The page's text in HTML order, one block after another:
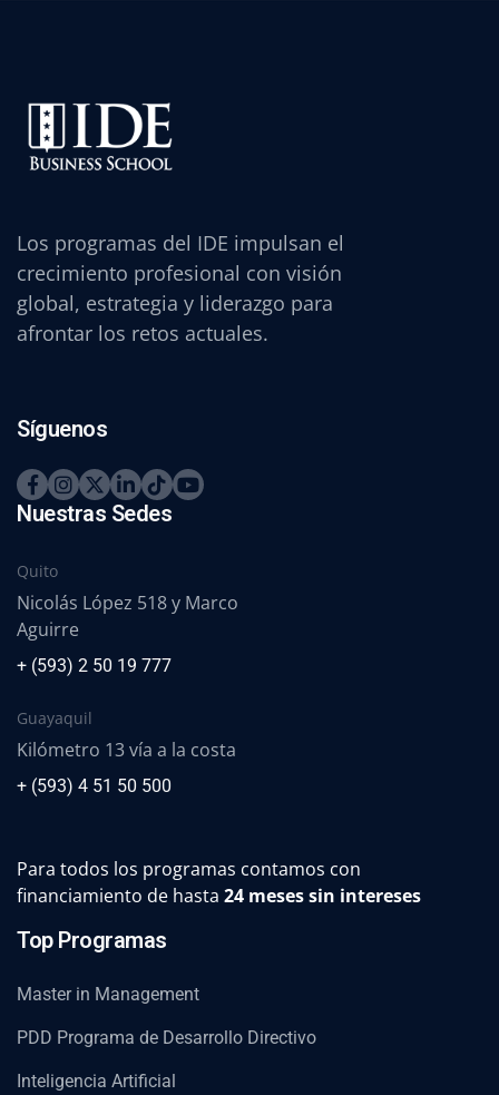
Los programas del IDE impulsan el
crecimiento profesional con visión
global, estrategia y liderazgo para
afrontar los retos actuales.
Síguenos
Nuestras Sedes
Quito
Nicolás López 518 y Marco
Aguirre
+ (593) 2 50 19 777
Guayaquil
Kilómetro 13 vía a la costa
+ (593) 4 51 50 500
Para todos los programas contamos con
financiamiento de hasta 24 meses sin intereses
Top Programas
Master in Management
PDD Programa de Desarrollo Directivo
Inteligencia Artificial